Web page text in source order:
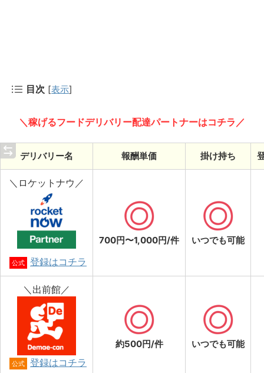
目次 [表示]
＼稼げるフードデリバリー配達パートナーはコチラ／
デリバリー名 報酬単価 掛け持ち
＼ロケットナウ／
公式 登録はコチラ
700円〜1,000円/件 いつでも可能
＼出前館／
公式 登録はコチラ
約500円/件 いつでも可能